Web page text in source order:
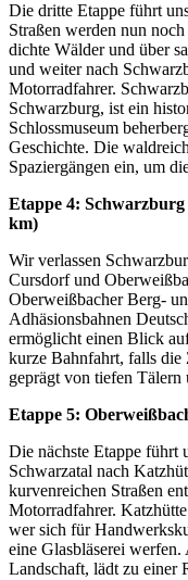
Die dritte Etappe führt
Straßen werden nun
dichte Wälder und über
und weiter nach
Motorradfahrer.
Schwarzburg, ist ein
Schlossmuseum
Geschichte. Die
Spaziergängen ein, um
Etappe 4:
km)
Wir verlassen
Cursdorf und
Oberweißbacher Berg-
Adhäsionsbahnen
ermöglicht einen Blick
kurze Bahnfahrt, falls die
geprägt von tiefen Tälern
Etappe 5:
Die nächste Etappe führt
Schwarzatal nach
kurvenreichen Straßen
Motorradfahrer.
wer sich für
eine Glasbläserei
Landschaft, lädt zu einer